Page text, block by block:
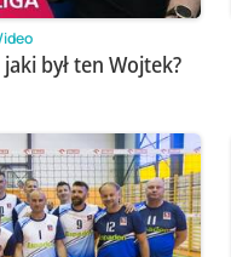
był ten Wojtek?